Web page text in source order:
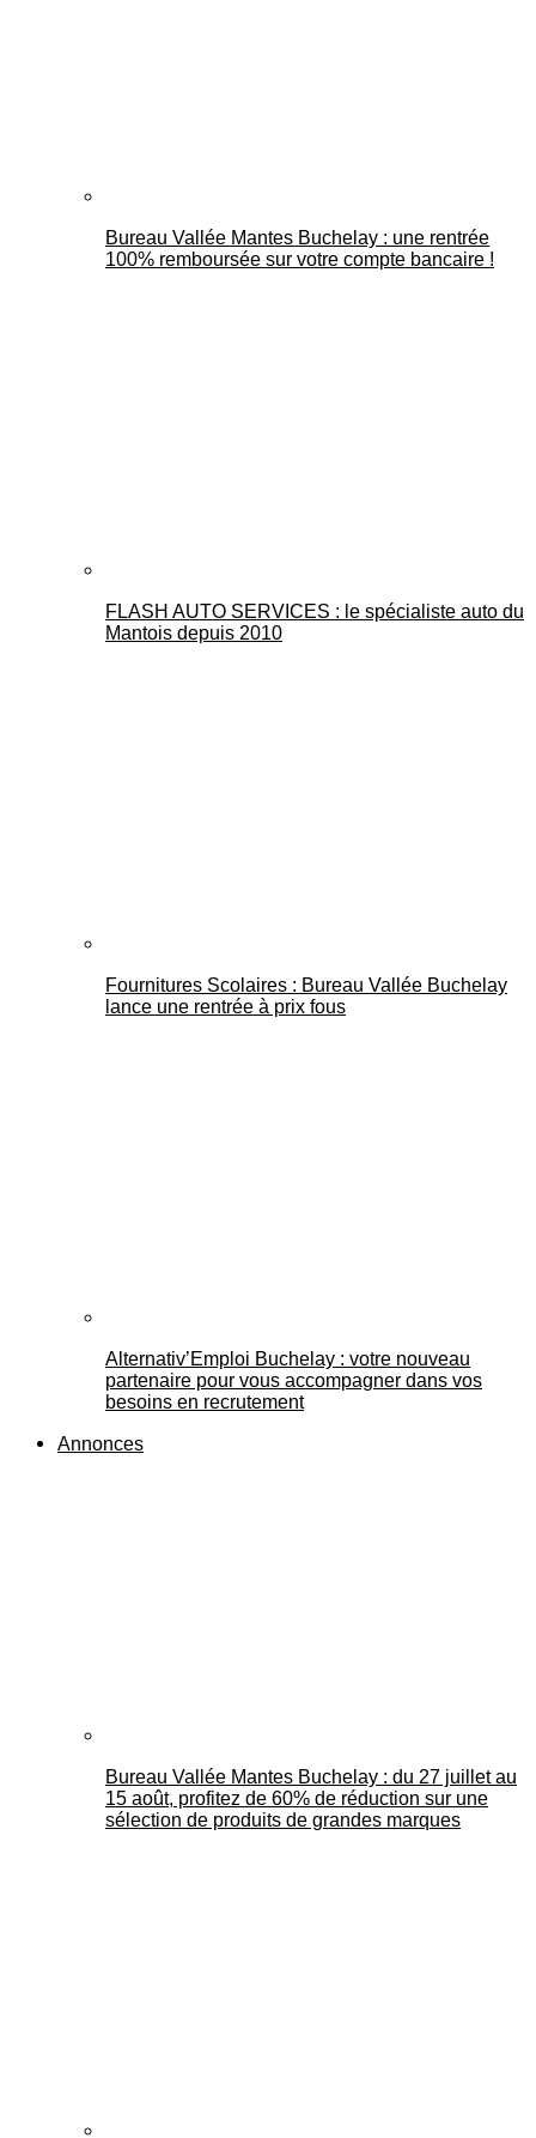
Bureau Vallée Mantes Buchelay : une rentrée
100% remboursée sur votre compte bancaire !
FLASH AUTO SERVICES : le spécialiste auto du
Mantois depuis 2010
Fournitures Scolaires : Bureau Vallée Buchelay
lance une rentrée à prix fous
Alternativ’Emploi Buchelay : votre nouveau
partenaire pour vous accompagner dans vos
besoins en recrutement
Annonces
Bureau Vallée Mantes Buchelay : du 27 juillet au
15 août, profitez de 60% de réduction sur une
sélection de produits de grandes marques